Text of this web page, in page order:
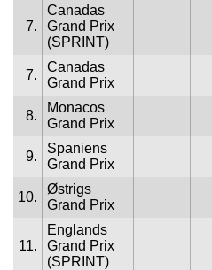
7.
Canadas
Grand Prix
(SPRINT)
7.
Canadas
Grand Prix
8.
Monacos
Grand Prix
9.
Spaniens
Grand Prix
10.
Østrigs
Grand Prix
11.
Englands
Grand Prix
(SPRINT)